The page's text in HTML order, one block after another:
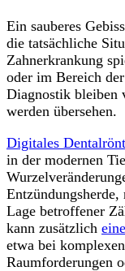
Ein sauberes
die tatsächliche
Zahnerkrankung
oder im Bereich
Diagnostik bleiben
werden übersehen.
Digitales
in der modernen
Lage betroffener
kann zusätzlich
etwa bei
Raumforderungen